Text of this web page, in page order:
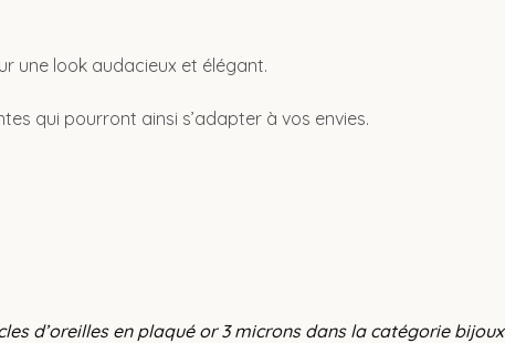
une look audacieux et élégant.
qui pourront ainsi s’adapter à vos envies.
d’oreilles en plaqué or 3 microns dans la catégorie bijoux